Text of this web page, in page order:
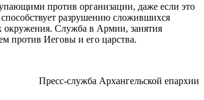
против организации, даже если это
разрушению сложившихся
окружения. Служба в Армии, занятия
против Иеговы и его царства.
Пресс-служба Архангельской епархии